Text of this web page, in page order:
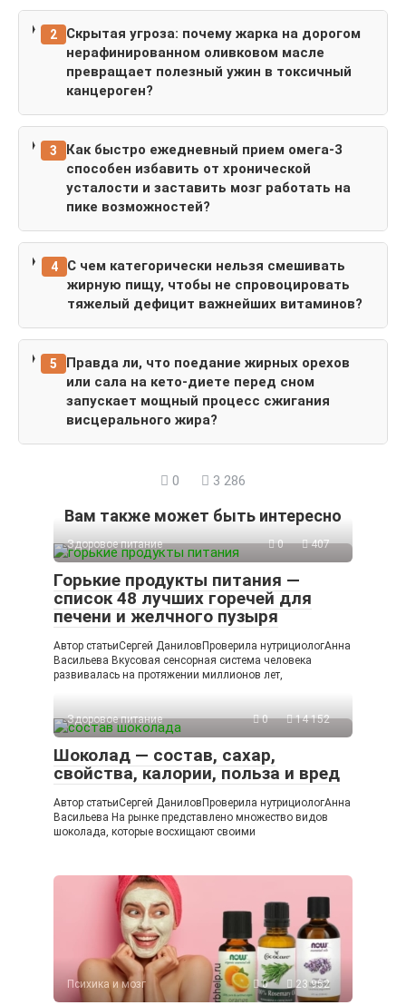
2
Скрытая угроза: почему жарка на дорогом
нерафинированном оливковом масле
превращает полезный ужин в токсичный
канцероген?
3
Как быстро ежедневный прием омега-3
способен избавить от хронической
усталости и заставить мозг работать на
пике возможностей?
4
С чем категорически нельзя смешивать
жирную пищу, чтобы не спровоцировать
тяжелый дефицит важнейших витаминов?
5
Правда ли, что поедание жирных орехов
или сала на кето-диете перед сном
запускает мощный процесс сжигания
висцерального жира?
0 3 286
Вам также может быть интересно
Здоровое питание 0 407
Горькие продукты питания —
список 48 лучших горечей для
печени и желчного пузыря
Автор статьиСергей ДаниловПроверила нутрициологАнна
Васильева Вкусовая сенсорная система человека
развивалась на протяжении миллионов лет,
Здоровое питание 0 14 152
Шоколад — состав, сахар,
свойства, калории, польза и вред
Автор статьиСергей ДаниловПроверила нутрициологАнна
Васильева На рынке представлено множество видов
шоколада, которые восхищают своими
Психика и мозг 0 23 952